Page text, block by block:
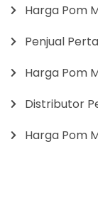
Harga Pom
Penjual
Harga Pom
Distributor
Harga Pom